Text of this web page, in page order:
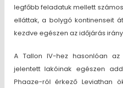
legfőbb feladatuk mellett
elláttak, a bolygó kontinenseit
kezdve egészen az időjárás
A Tallon IV-hez hasonlóan
jelentett lakóinak egészen
Phaaze-ról érkező Leviathan